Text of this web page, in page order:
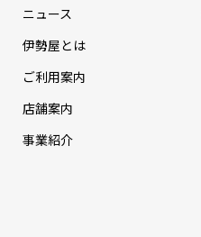
ニュース
伊勢屋とは
ご利用案内
店舗案内
事業紹介